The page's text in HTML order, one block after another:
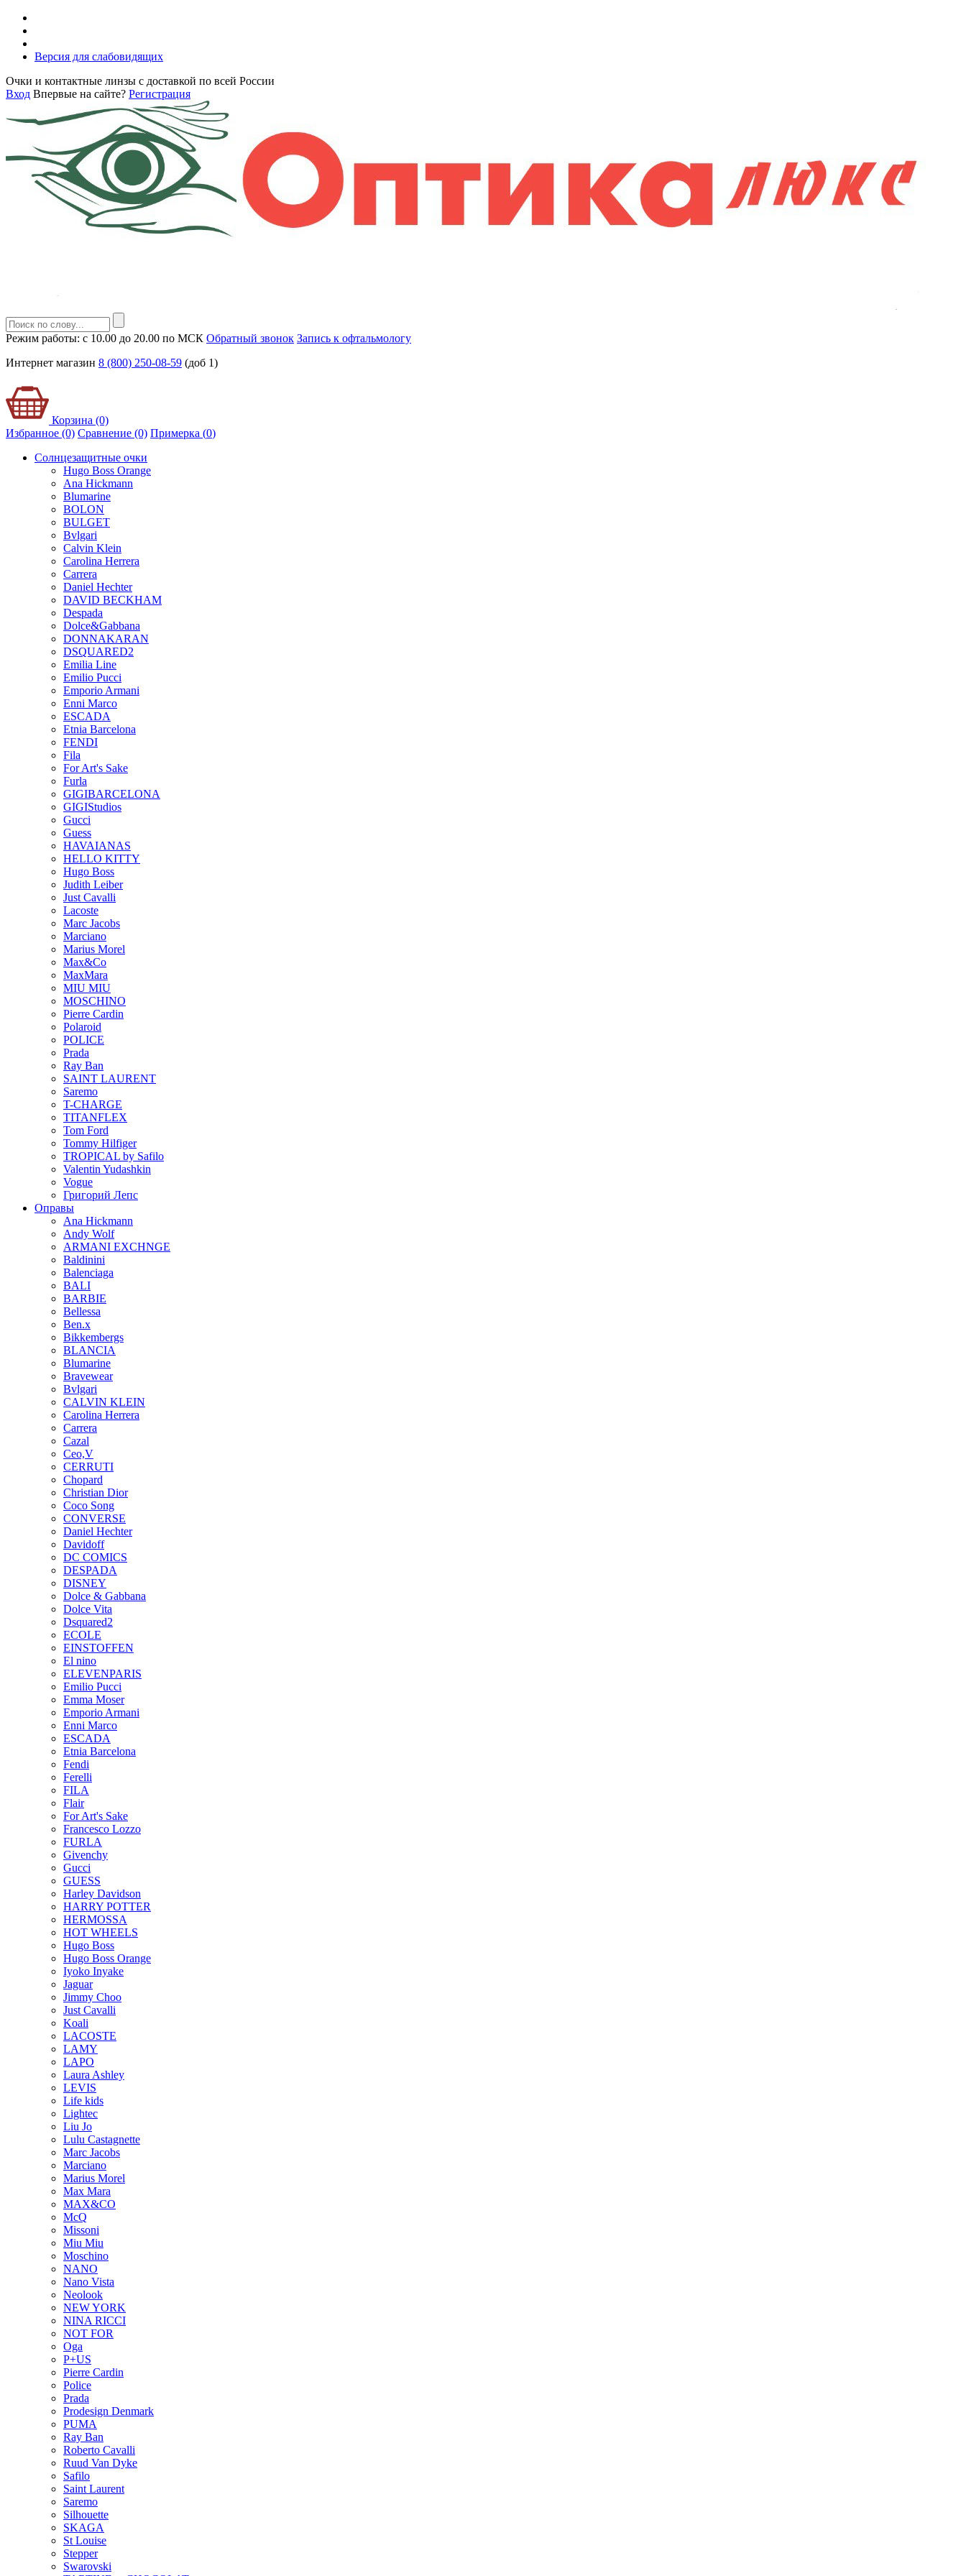
Версия для слабовидящих
Очки и контактные линзы с доставкой по всей России
Вход Впервые на сайте? Регистрация
Режим работы: с 10.00 до 20.00 по МСК Обратный звонок Запись к офтальмологу
Интернет магазин 8 (800) 250-08-59 (доб 1)
Корзина (0)
Избранное (0) Сравнение (0) Примерка (0)
Солнцезащитные очки
Hugo Boss Orange
Ana Hickmann
Blumarine
BOLON
BULGET
Bvlgari
Calvin Klein
Carolina Herrera
Carrera
Daniel Hechter
DAVID BECKHAM
Despada
Dolce&Gabbana
DONNAKARAN
DSQUARED2
Emilia Line
Emilio Pucci
Emporio Armani
Enni Marco
ESCADA
Etnia Barcelona
FENDI
Fila
For Art's Sake
Furla
GIGIBARCELONA
GIGIStudios
Gucci
Guess
HAVAIANAS
HELLO KITTY
Hugo Boss
Judith Leiber
Just Cavalli
Lacoste
Marc Jacobs
Marciano
Marius Morel
Max&Co
MaxMara
MIU MIU
MOSCHINO
Pierre Cardin
Polaroid
POLICE
Prada
Ray Ban
SAINT LAURENT
Saremo
T-CHARGE
TITANFLEX
Tom Ford
Tommy Hilfiger
TROPICAL by Safilo
Valentin Yudashkin
Vogue
Григорий Лепс
Оправы
Ana Hickmann
Andy Wolf
ARMANI EXCHNGE
Baldinini
Balenciaga
BALI
BARBIE
Bellessa
Ben.x
Bikkembergs
BLANCIA
Blumarine
Bravewear
Bvlgari
CALVIN KLEIN
Carolina Herrera
Carrera
Cazal
Ceo,V
CERRUTI
Chopard
Christian Dior
Coco Song
CONVERSE
Daniel Hechter
Davidoff
DC COMICS
DESPADA
DISNEY
Dolce & Gabbana
Dolce Vita
Dsquared2
ECOLE
EINSTOFFEN
El nino
ELEVENPARIS
Emilio Pucci
Emma Moser
Emporio Armani
Enni Marco
ESCADA
Etnia Barcelona
Fendi
Ferelli
FILA
Flair
For Art's Sake
Francesco Lozzo
FURLA
Givenchy
Gucci
GUESS
Harley Davidson
HARRY POTTER
HERMOSSA
HOT WHEELS
Hugo Boss
Hugo Boss Orange
Iyoko Inyake
Jaguar
Jimmy Choo
Just Cavalli
Koali
LACOSTE
LAMY
LAPO
Laura Ashley
LEVIS
Life kids
Lightec
Liu Jo
Lulu Castagnette
Marc Jacobs
Marciano
Marius Morel
Max Mara
MAX&CO
McQ
Missoni
Miu Miu
Moschino
NANO
Nano Vista
Neolook
NEW YORK
NINA RICCI
NOT FOR
Oga
P+US
Pierre Cardin
Police
Prada
Prodesign Denmark
PUMA
Ray Ban
Roberto Cavalli
Ruud Van Dyke
Safilo
Saint Laurent
Saremo
Silhouette
SKAGA
St Louise
Stepper
Swarovski